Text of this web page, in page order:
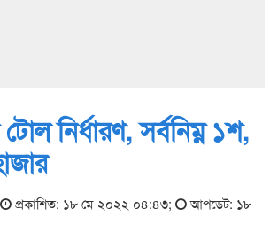
নির্ধারণ, সর্বনিম্ন ১শ,
প্রকাশিত: ১৮ মে ২০২২ ০৪:৪৩;
আপডেট: ১৮